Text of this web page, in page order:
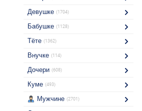
Девушке (1704)
Бабушке (1128)
Тёте (1362)
Внучке (114)
Дочери (608)
Куме (493)
Мужчине (2701)